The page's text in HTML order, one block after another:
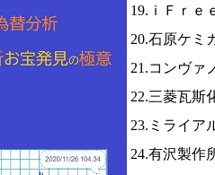
19.ｉＦｒｅ
20.石原ケミ
21.コンヴァ
22.三菱瓦斯
23.ミライア
24.有沢製作